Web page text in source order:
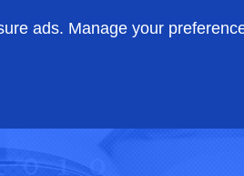
ads. Manage your